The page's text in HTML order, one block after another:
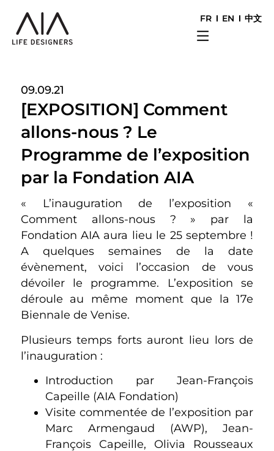
FR EN 中文
09.09.21
[EXPOSITION] Comment
allons-nous ? Le
Programme de l’exposition
par la Fondation AIA
« L’inauguration de l’exposition «
Comment allons-nous ? » par la
Fondation AIA aura lieu le 25 septembre !
A quelques semaines de la date
évènement, voici l’occasion de vous
dévoiler le programme. L’exposition se
déroule au même moment que la 17e
Biennale de Venise.
Plusieurs temps forts auront lieu lors de
l’inauguration :
Introduction par Jean-François
Capeille (AIA Fondation)
Visite commentée de l’exposition par
Marc Armengaud (AWP), Jean-
François Capeille, Olivia Rousseaux